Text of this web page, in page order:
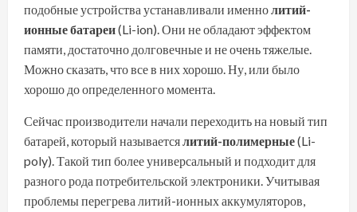
подобные устройства устанавливали именнолитий-
ионные батареи(Li-ion). Они не обладают эффектом
памяти, достаточно долговечные и не очень тяжелые.
Можно сказать, что все в них хорошо. Ну, или было
хорошо до определенного момента.
Сейчас производители начали переходить на новый тип
батарей, который называетсялитий-полимерные(Li-
poly). Такой тип более универсальный и подходит для
разного рода потребительской электроники. Учитывая
проблемы перегрева литий-ионных аккумуляторов,